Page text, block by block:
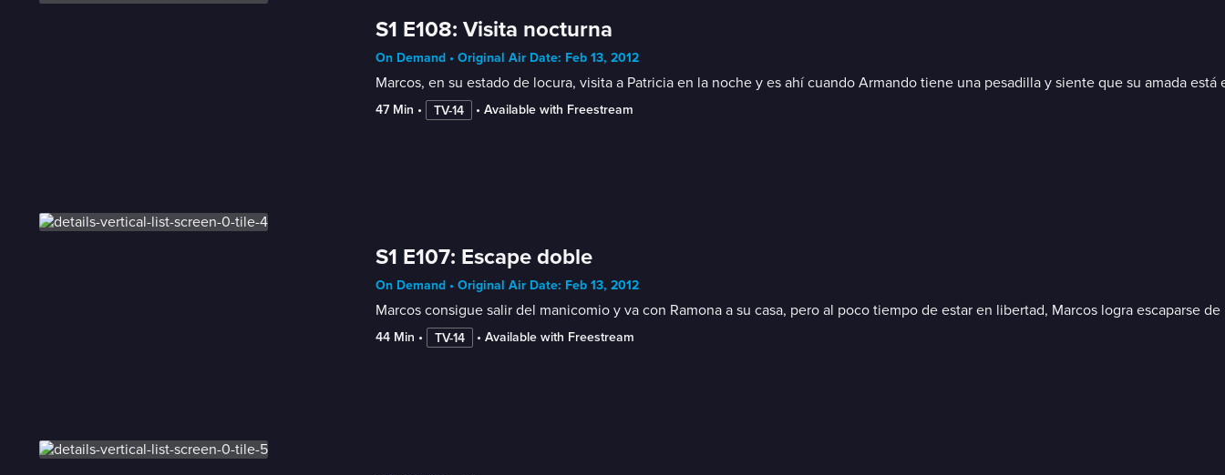
S1 E108: Visita nocturna
On Demand • Original Air Date: Feb 13, 2012
Marcos, en su estado de locura, visita a Patricia en la noche y es ahí cuando Armando tiene una pesadilla y siente que su amada está
47 Min • TV-14 • Available with Freestream
S1 E107: Escape doble
On Demand • Original Air Date: Feb 13, 2012
Marcos consigue salir del manicomio y va con Ramona a su casa, pero al poco tiempo de estar en libertad, Marcos logra escaparse de
44 Min • TV-14 • Available with Freestream